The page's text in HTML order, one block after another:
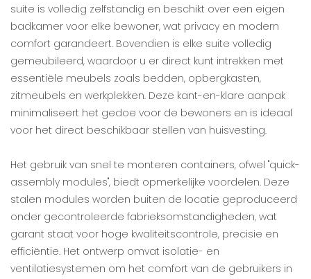
suite is volledig zelfstandig en beschikt over een eigen
badkamer voor elke bewoner, wat privacy en modern
comfort garandeert. Bovendien is elke suite volledig
gemeubileerd, waardoor u er direct kunt intrekken met
essentiële meubels zoals bedden, opbergkasten,
zitmeubels en werkplekken. Deze kant-en-klare aanpak
minimaliseert het gedoe voor de bewoners en is ideaal
voor het direct beschikbaar stellen van huisvesting.
Het gebruik van snel te monteren containers, ofwel "quick-
assembly modules", biedt opmerkelijke voordelen. Deze
stalen modules worden buiten de locatie geproduceerd
onder gecontroleerde fabrieksomstandigheden, wat
garant staat voor hoge kwaliteitscontrole, precisie en
efficiëntie. Het ontwerp omvat isolatie- en
ventilatiesystemen om het comfort van de gebruikers in